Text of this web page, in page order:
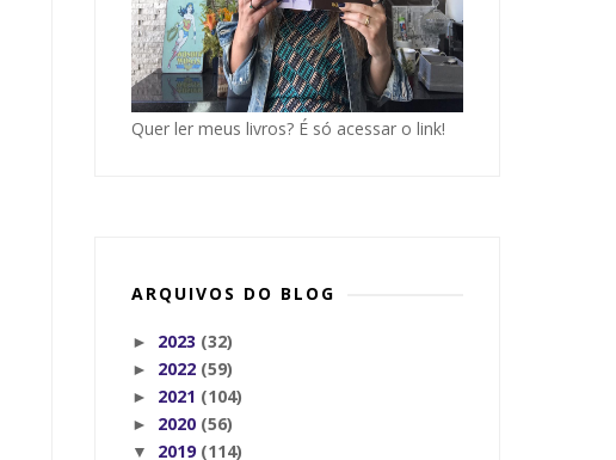
Quer ler meus livros? É só acessar o link!
ARQUIVOS DO BLOG
► 2023 (32)
► 2022 (59)
► 2021 (104)
► 2020 (56)
▼ 2019 (114)